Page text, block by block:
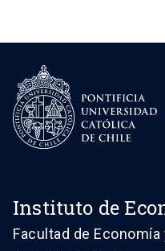
Instituto de
Facultad de